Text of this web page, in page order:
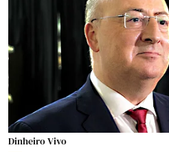
Dinheiro Vivo